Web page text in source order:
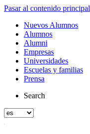
Pasar al contenido principal
Nuevos Alumnos
Alumnos
Alumni
Empresas
Universidades
Escuelas y familias
Prensa
Search